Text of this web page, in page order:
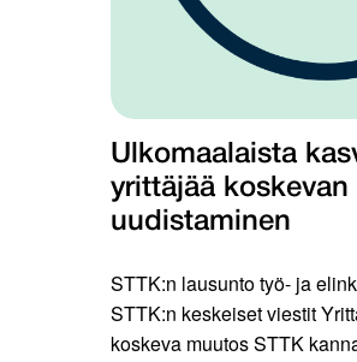
Ulkomaalaista
yrittäjää koskevan
uudistaminen
STTK:n lausunto työ- ja
STTK:n keskeiset viestit
koskeva muutos STTK